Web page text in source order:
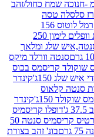
חנוכה שמח כחול/זהב
קרמל לוטוס 156
גליליות וופלים לימון 250
ומלאך
מיקס
בכוס
קינדר
קינדר
קריסמיס
סמארטיס קריסמיס סנטה 50
זהב בצורת